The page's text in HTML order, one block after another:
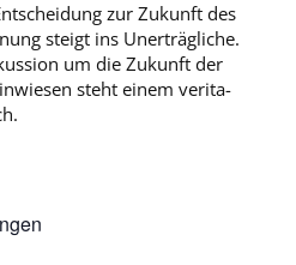
zur Zu­kunft des
steigt ins Un­er­träg­li­che.
um die Zu­kunft der
steht ei­nem ver­ita­